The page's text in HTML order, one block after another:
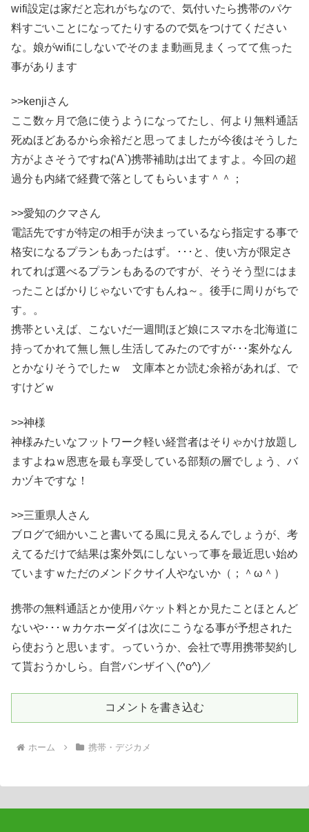
wifi設定は家だと忘れがちなので、気付いたら携帯のパケ
料すごいことになってたりするので気をつけてください
な。娘がwifiにしないでそのまま動画見まくってて焦った
事があります
>>kenjiさん
ここ数ヶ月で急に使うようになってたし、何より無料通話
死ぬほどあるから余裕だと思ってましたが今後はそうした
方がよさそうですね(‘A`)携帯補助は出てますよ。今回の超
過分も内緒で経費で落としてもらいます＾＾；
>>愛知のクマさん
電話先ですが特定の相手が決まっているなら指定する事で
格安になるプランもあったはず。･･･と、使い方が限定さ
れてれば選べるプランもあるのですが、そうそう型にはま
ったことばかりじゃないですもんね～。後手に周りがちで
す。。
携帯といえば、こないだ一週間ほど娘にスマホを北海道に
持ってかれて無し無し生活してみたのですが･･･案外なん
とかなりそうでしたｗ 文庫本とか読む余裕があれば、で
すけどｗ
>>神様
神様みたいなフットワーク軽い経営者はそりゃかけ放題し
ますよねｗ恩恵を最も享受している部類の層でしょう、バ
カヅキですな！
>>三重県人さん
ブログで細かいこと書いてる風に見えるんでしょうが、考
えてるだけで結果は案外気にしないって事を最近思い始め
ていますｗただのメンドクサイ人やないか（；＾ω＾）
携帯の無料通話とか使用パケット料とか見たことほとんど
ないや･･･ｗカケホーダイは次にこうなる事が予想された
ら使おうと思います。っていうか、会社で専用携帯契約し
て貰おうかしら。自営バンザイ＼(^o^)／
コメントを書き込む
ホーム 携帯・デジカメ